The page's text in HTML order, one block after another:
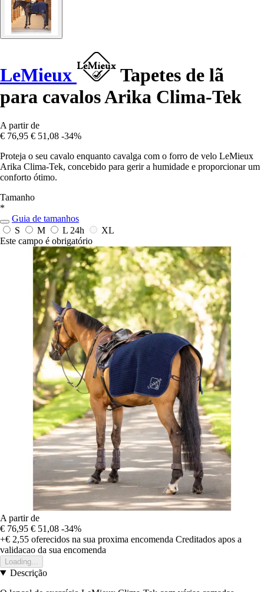
LeMieux
Tapetes de lã
para cavalos Arika Clima-Tek
A partir de
€ 76,95 € 51,08 -34%
Proteja o seu cavalo enquanto cavalga com o forro de velo LeMieux
Arika Clima-Tek, concebido para gerir a humidade e proporcionar um
conforto ótimo.
Tamanho
*
Guia de tamanhos
S
M L 24h
XL
Este campo é obrigatório
A partir de
€ 76,95 € 51,08 -34%
+€ 2,55 oferecidos na sua proxima encomenda Creditados apos a
validacao da sua encomenda
Loading...
Descrição